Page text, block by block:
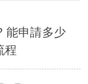
能申請多少
程